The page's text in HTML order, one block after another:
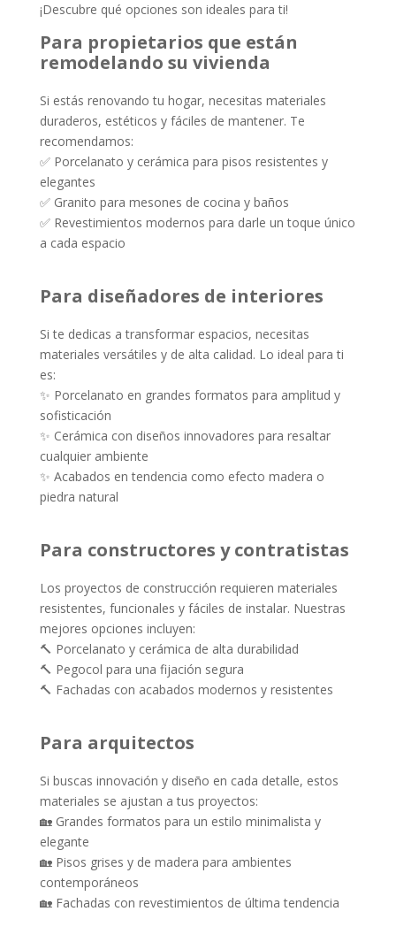
¡Descubre qué opciones son ideales para ti!
Para propietarios que están
remodelando su vivienda
Si estás renovando tu hogar, necesitas materiales
duraderos, estéticos y fáciles de mantener. Te
recomendamos:
✅ Porcelanato y cerámica para pisos resistentes y
elegantes
✅ Granito para mesones de cocina y baños
✅ Revestimientos modernos para darle un toque único
a cada espacio
Para diseñadores de interiores
Si te dedicas a transformar espacios, necesitas
materiales versátiles y de alta calidad. Lo ideal para ti
es:
✨ Porcelanato en grandes formatos para amplitud y
sofisticación
✨ Cerámica con diseños innovadores para resaltar
cualquier ambiente
✨ Acabados en tendencia como efecto madera o
piedra natural
Para constructores y contratistas
Los proyectos de construcción requieren materiales
resistentes, funcionales y fáciles de instalar. Nuestras
mejores opciones incluyen:
🔨 Porcelanato y cerámica de alta durabilidad
🔨 Pegocol para una fijación segura
🔨 Fachadas con acabados modernos y resistentes
Para arquitectos
Si buscas innovación y diseño en cada detalle, estos
materiales se ajustan a tus proyectos:
🏡 Grandes formatos para un estilo minimalista y
elegante
🏡 Pisos grises y de madera para ambientes
contemporáneos
🏡 Fachadas con revestimientos de última tendencia